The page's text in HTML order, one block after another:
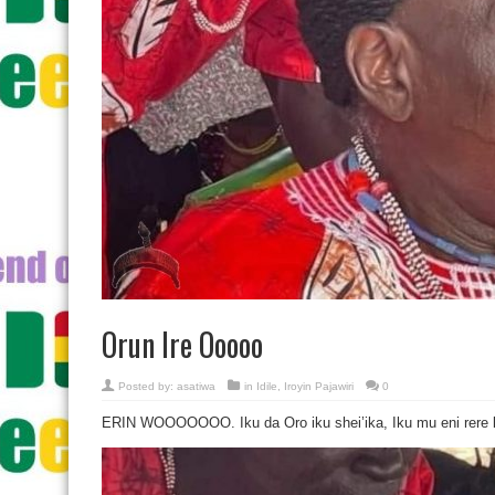
Orun Ire Ooooo
Posted by: asatiwa in Idile Iroyin Pajawiri 0
ERIN WOOOOOOO. Iku da Oro iku shei’ika, Iku mu eni rere